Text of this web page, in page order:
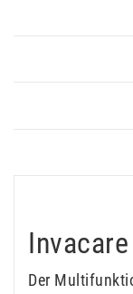
Der